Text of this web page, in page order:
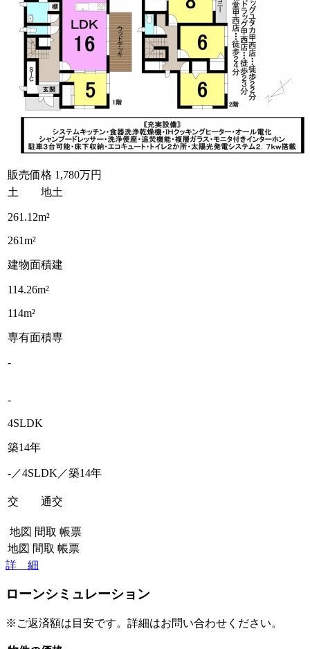
販売価格 1,780万円
土 地土
261.12m²
261m²
建物面積建
114.26m²
114m²
専有面積専
-
-
4SLDK
築14年
-／4SLDK／築14年
交 通交
地図 間取 帳票
地図 間取 帳票
詳 細
ローンシミュレーション
※ご返済額は目安です。詳細はお問い合わせください。